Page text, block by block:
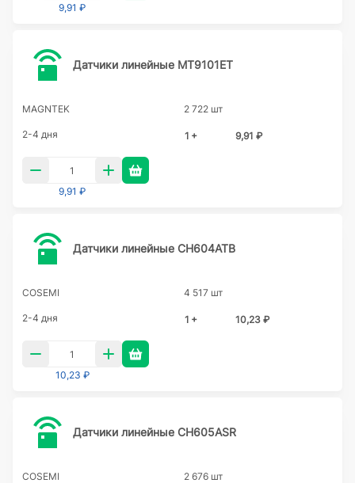
9,91 ₽
Датчики линейные MT9101ET
MAGNTEK 2 722 шт
2-4 дня 1 + 9,91 ₽
9,91 ₽
Датчики линейные CH604ATB
COSEMI 4 517 шт
2-4 дня 1 + 10,23 ₽
10,23 ₽
Датчики линейные CH605ASR
COSEMI 2 676 шт